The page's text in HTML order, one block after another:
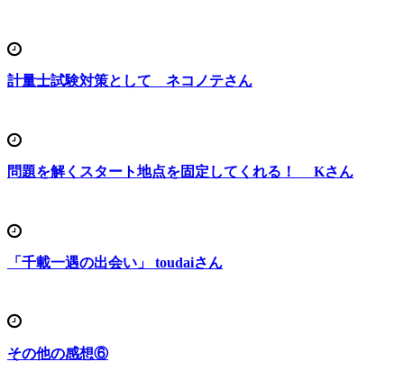
計量士試験対策として ネコノテさん
問題を解くスタート地点を固定してくれる！ Kさん
「千載一遇の出会い」 toudaiさん
その他の感想⑥